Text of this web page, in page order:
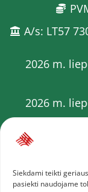
Siekdami teikti
pasiekti naudojame
A/s: LT57
2026 m.
2026 m.
2026 m.